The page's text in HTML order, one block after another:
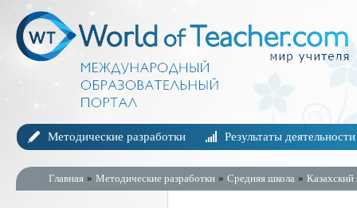
Методические разработки Результаты деятельности
Главная » Методические разработки » Средняя школа » Казахский